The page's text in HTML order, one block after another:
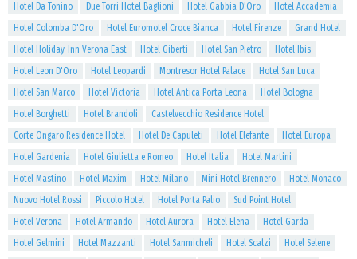
Hotel Da Tonino
Due Torri Hotel Baglioni Hotel Gabbia D'Oro
Hotel Accademia
Hotel Colomba D'Oro
Hotel Euromotel Croce Bianca Hotel Firenze
Grand Hotel
Hotel Holiday-Inn Verona East
Hotel Giberti Hotel San Pietro
Hotel Ibis
Hotel Leon D'Oro
Hotel Leopardi Montresor Hotel Palace
Hotel San Luca
Hotel San Marco
Hotel Victoria Hotel Antica Porta Leona
Hotel Bologna
Hotel Borghetti
Hotel Brandoli
Castelvecchio Residence Hotel
Corte Ongaro Residence Hotel
Hotel De Capuleti Hotel Elefante
Hotel Europa
Hotel Gardenia
Hotel Giulietta e Romeo Hotel Italia
Hotel Martini
Hotel Mastino
Hotel Maxim Hotel Milano Mini Hotel Brennero
Hotel Monaco
Nuovo Hotel Rossi
Piccolo Hotel Hotel Porta Palio
Sud Point Hotel
Hotel Verona
Hotel Armando Hotel Aurora Hotel Elena
Hotel Garda
Hotel Gelmini
Hotel Mazzanti Hotel Sanmicheli Hotel Scalzi
Hotel Selene